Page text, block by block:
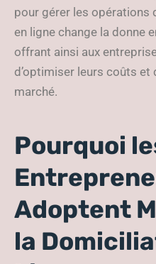
pour gérer les opérations
en ligne change la donne
offrant ainsi aux
d’optimiser leurs coûts et
marché.
Pourquoi
Adoptent
la